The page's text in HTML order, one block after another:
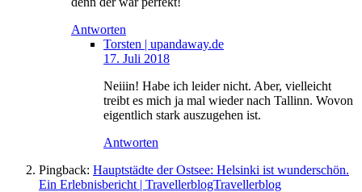
Antworten
Torsten | upandaway.de
17. Juli 2018
Neiiin! Habe ich leider nicht. Aber, vielleicht
treibt es mich ja mal wieder nach Tallinn. Wovon
eigentlich stark auszugehen ist.
Antworten
Pingback: Hauptstädte der Ostsee: Helsinki ist wunderschön.
Ein Erlebnisbericht | TravellerblogTravellerblog